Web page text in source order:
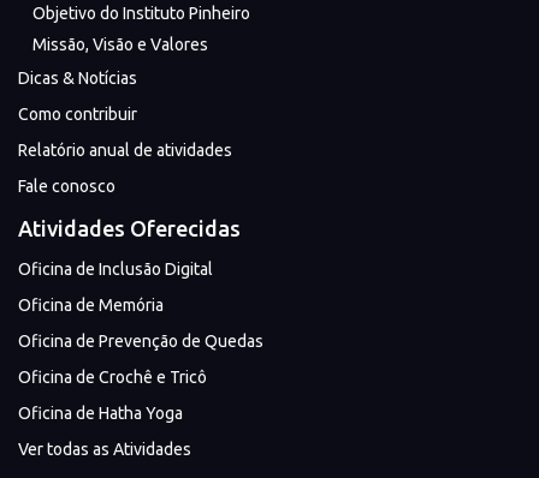
Objetivo do Instituto Pinheiro
Missão, Visão e Valores
Dicas & Notícias
Como contribuir
Relatório anual de atividades
Fale conosco
Atividades Oferecidas
Oficina de Inclusão Digital
Oficina de Memória
Oficina de Prevenção de Quedas
Oficina de Crochê e Tricô
Oficina de Hatha Yoga
Ver todas as Atividades